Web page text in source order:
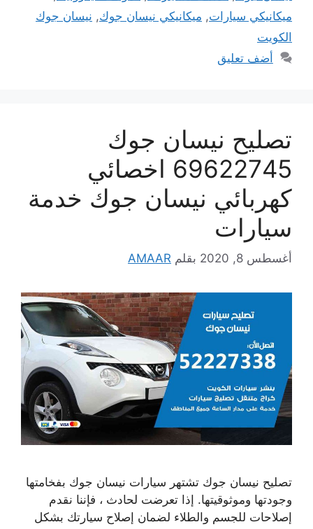
ميكانيكي سيارات, ميكانيكي نيسان جوك, نيسان جوك
الكويت
أضف تعليق
تصليح نيسان جوك
69622745 اخصائي
كهربائي نيسان جوك خدمة
سيارات
أغسطس 8, 2020 بقلم AMAAR
تصليح نيسان جوك تشتهر سيارات نيسان جوك بفخامتها
وجودتها وموثوقيتها. إذا تعرضت لحادث ، فإننا نقدم
إصلاحات للجسم والطلاء لضمان إصلاح سيارتك بشكل